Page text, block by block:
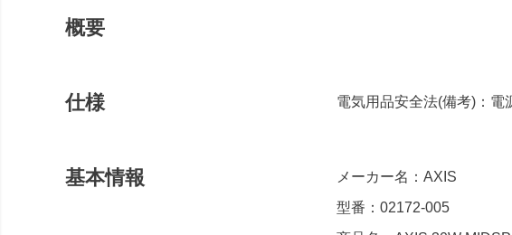
概要
仕様 電気用品安全法(備考)：電
基本情報
メーカー名：AXIS
型番：02172-005